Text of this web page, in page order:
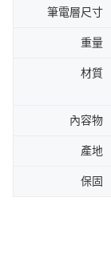
筆電層尺寸
重量
材質
內容物
產地
保固